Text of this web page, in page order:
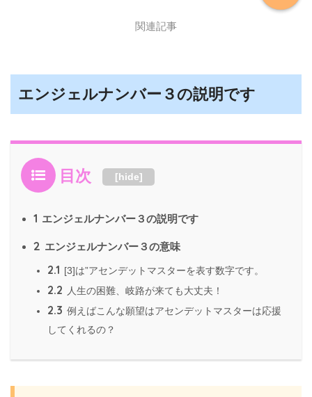
関連記事
エンジェルナンバー３の説明です
目次 [hide]
1 エンジェルナンバー３の説明です
2 エンジェルナンバー３の意味
2.1 [3]は”アセンデットマスターを表す数字です。
2.2 人生の困難、岐路が来ても大丈夫！
2.3 例えばこんな願望はアセンデットマスターは応援
してくれるの？